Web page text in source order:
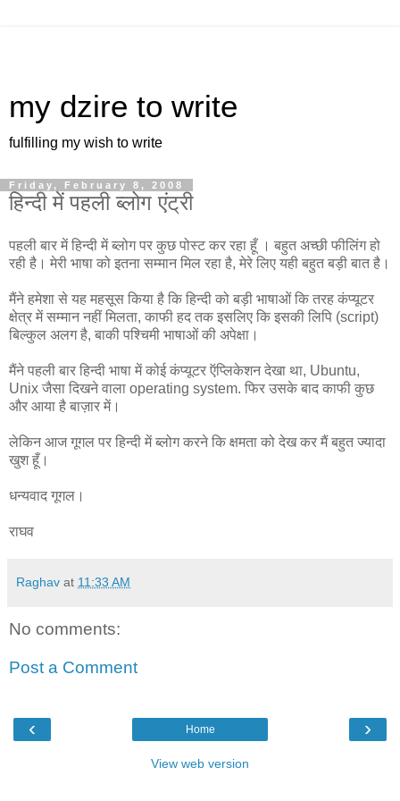
my dzire to write
fulfilling my wish to write
Friday, February 8, 2008
हिन्दी में पहली ब्लोग एंट्री
पहली बार में हिन्दी में ब्लोग पर कुछ पोस्ट कर रहा हूँ । बहुत अच्छी फीलिंग हो
रही है। मेरी भाषा को इतना सम्मान मिल रहा है, मेरे लिए यही बहुत बड़ी बात है।
मैंने हमेशा से यह महसूस किया है कि हिन्दी को बड़ी भाषाओं कि तरह कंप्यूटर
क्षेत्र में सम्मान नहीं मिलता, काफी हद तक इसलिए कि इसकी लिपि (script)
बिल्कुल अलग है, बाकी पश्चिमी भाषाओं की अपेक्षा।
मैंने पहली बार हिन्दी भाषा में कोई कंप्यूटर ऍप्लिकेशन देखा था, Ubuntu,
Unix जैसा दिखने वाला operating system. फिर उसके बाद काफी कुछ
और आया है बाज़ार में।
लेकिन आज गूगल पर हिन्दी में ब्लोग करने कि क्षमता को देख कर मैं बहुत ज्यादा
खुश हूँ।
धन्यवाद गूगल।
राघव
Raghav at 11:33 AM
No comments:
Post a Comment
‹ ›
Home
View web version